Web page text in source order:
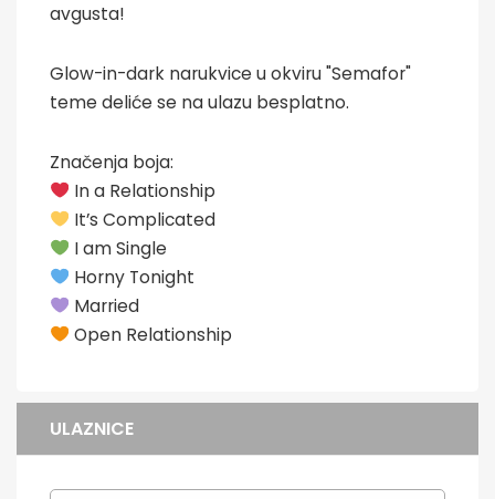
avgusta!
Glow-in-dark narukvice u okviru "Semafor"
teme deliće se na ulazu besplatno.
Značenja boja:
In a Relationship
It’s Complicated
I am Single
Horny Tonight
Married
Open Relationship
ULAZNICE